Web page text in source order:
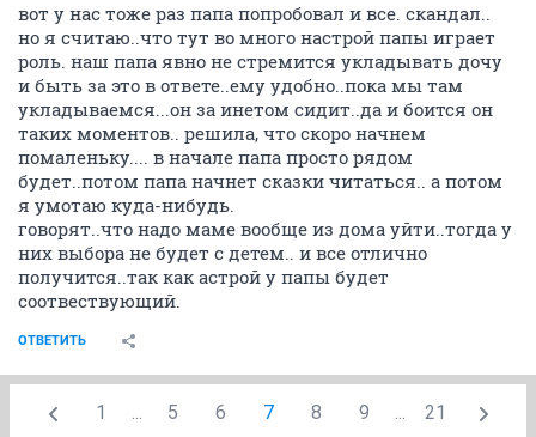
вот у нас тоже раз папа попробовал и все. скандал..
но я считаю..что тут во много настрой папы играет
роль. наш папа явно не стремится укладывать дочу
и быть за это в ответе..ему удобно..пока мы там
укладываемся...он за инетом сидит..да и боится он
таких моментов.. решила, что скоро начнем
помаленьку.... в начале папа просто рядом
будет..потом папа начнет сказки читаться.. а потом
я умотаю куда-нибудь.
говорят..что надо маме вообще из дома уйти..тогда у
них выбора не будет с детем.. и все отлично
получится..так как астрой у папы будет
соотвествующий.
ОТВЕТИТЬ
1 ... 5 6 7 8 9 ... 21